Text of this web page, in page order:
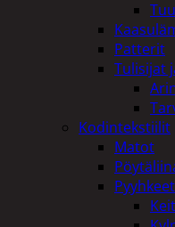
Patterit
Tulisijat
Kodintekstiilit
Matot
Pyyhkeet